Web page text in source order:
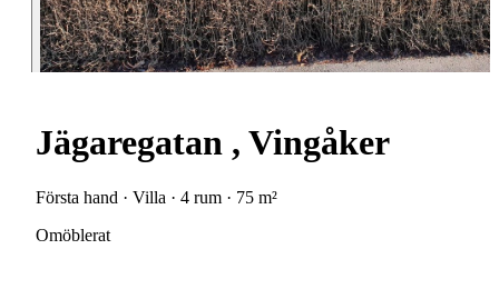
Jägaregatan , Vingåker
Första hand · Villa · 4 rum · 75 m²
Omöblerat